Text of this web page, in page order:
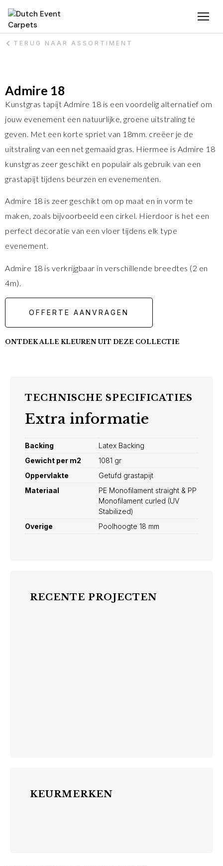
TERUG NAAR ASSORTIMENT
Admire 18
Kunstgras tapijt Admire 18 is een voordelig alternatief om
jouw evenement een natuurlijke, groene uitstraling te
geven. Met een korte spriet van 18mm. creëer je de
uitstraling van een net gemaaid gras. Hiermee is Admire 18
kunstgras zeer geschikt en populair als gebruik van een
grastapijt tijdens beurzen en evenementen.
Admire 18 is zeer geschikt om op maat en in vorm te
maken, zoals bijvoorbeeld een cirkel. Hierdoor is het een
perfect decoratie van een vloer tijdens elk type
evenement.
Admire 18 is verkrijgbaar in verschillende breedtes (2 en
4m).
OFFERTE AANVRAGEN
ONTDEK ALLE KLEUREN UIT DEZE COLLECTIE
TECHNISCHE SPECIFICATIES
Extra informatie
Backing
Latex Backing
Gewicht per m2
1081 gr
Oppervlakte
Getufd grastapijt
Materiaal
PE Monofilament straight & PP
Monofilament curled (UV
Stabilized)
Overige
Poolhoogte 18 mm
RECENTE PROJECTEN
KEURMERKEN